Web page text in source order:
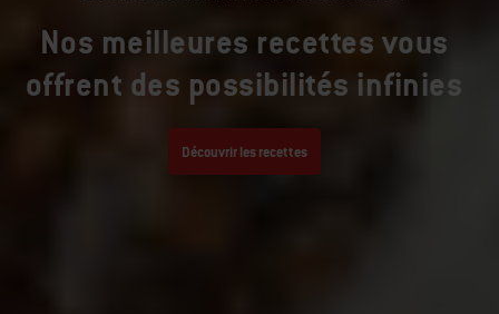
Nos meilleures recettes vous
offrent des possibilités infinies
Découvrir les recettes